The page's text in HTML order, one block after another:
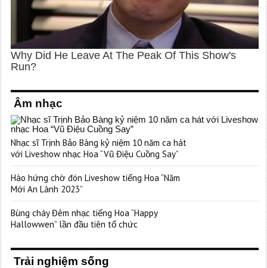
Âm nhạc
Nhạc sĩ Trịnh Bảo Bàng kỷ niệm 10 năm ca hát
với Liveshow nhạc Hoa “Vũ Điệu Cuồng Say”
Hào hứng chờ đón Liveshow tiếng Hoa “Năm
Mới An Lành 2023”
Bùng cháy Đêm nhạc tiếng Hoa “Happy
Hallowwen” lần đầu tiên tổ chức
Trải nghiệm sống